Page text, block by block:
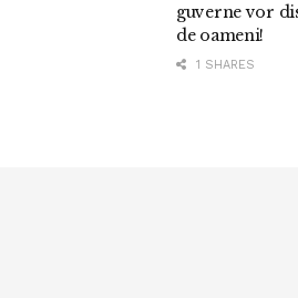
guverne vor
de oameni!
1 SHARES